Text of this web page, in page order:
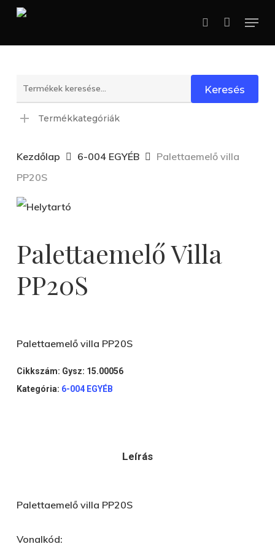
Skip
main
search
Menu
Keresés
a
következőre:
Keresés
Termékkategóriák
Kezdőlap 6-004 EGYÉB
Palettaemelő villa
PP20S
Palettaemelő Villa
PP20S
Palettaemelő villa PP20S
Cikkszám: Gysz: 15.00056
Kategória: 6-004 EGYÉB
Leírás
Palettaemelő villa PP20S
Vonalkód: